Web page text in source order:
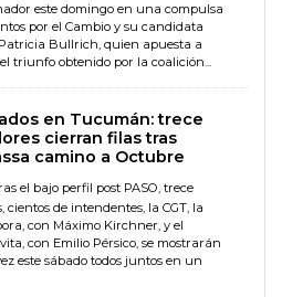
este domingo en una compulsa
por el Cambio y su candidata
Bullrich, quien apuesta a
triunfo obtenido por la coalición...
en Tucumán: trece
cierran filas tras
camino a Octubre
el bajo perfil post PASO, trece
cientos de intendentes, la CGT, la
con Máximo Kirchner, y el
con Emilio Pérsico, se mostrarán
este sábado todos juntos en un